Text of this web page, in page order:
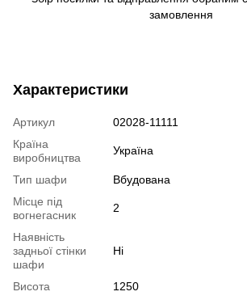
замовлення
Характеристики
Артикул
02028-11111
Країна
виробництва
Україна
Тип шафи
Вбудована
Місце під
вогнегасник
2
Наявність
задньої стінки
шафи
Ні
Висота
1250